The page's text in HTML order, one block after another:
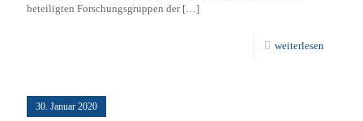
beteiligten Forschungsgruppen der[…]
weiterlesen
30. Januar 2020